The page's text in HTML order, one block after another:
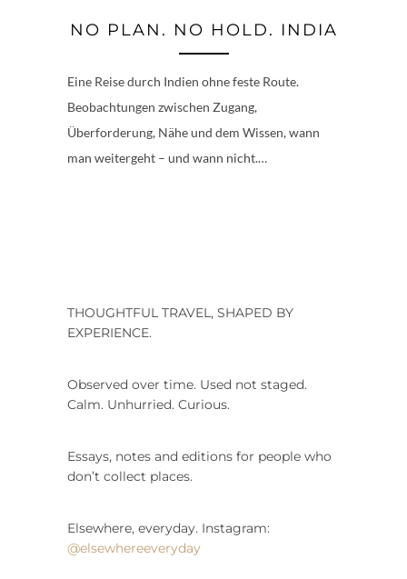
NO PLAN. NO HOLD. INDIA
Eine Reise durch Indien ohne feste Route.
Beobachtungen zwischen Zugang,
Überforderung, Nähe und dem Wissen, wann
man weitergeht – und wann nicht.…
THOUGHTFUL TRAVEL, SHAPED BY
EXPERIENCE.
Observed over time. Used not staged.
Calm. Unhurried. Curious.
Essays, notes and editions for people who
don’t collect places.
Elsewhere, everyday. Instagram:
@elsewhereeveryday